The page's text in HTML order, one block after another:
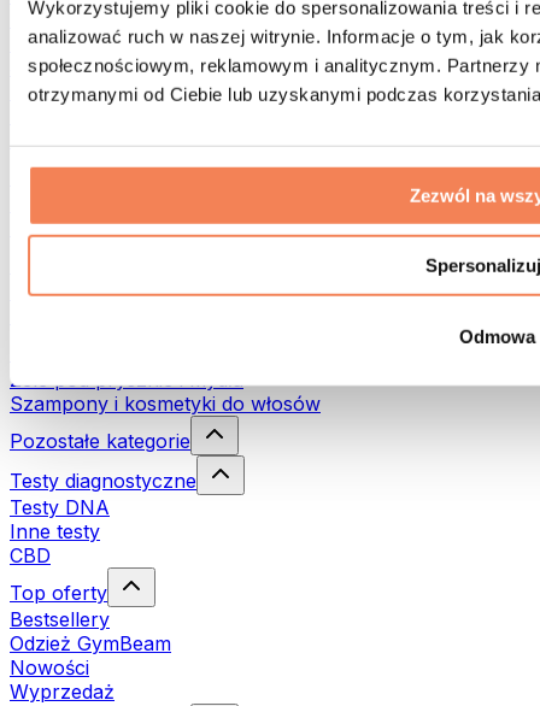
Wykorzystujemy pliki cookie do spersonalizowania treści i
analizować ruch w naszej witrynie. Informacje o tym, jak
społecznościowym, reklamowym i analitycznym. Partnerzy
otrzymanymi od Ciebie lub uzyskanymi podczas
Zezwól na
Spersonalizuj
Odmowa
Sporty walki
Kolarstwo
Joga i pilates
Terapia zimnem
Trekking
Filtry i dzbanki do wody
Środki do prania
Żele pod prysznic i mydła
Szampony i kosmetyki do włosów
Pozostałe kategorie
Testy diagnostyczne
Testy DNA
Inne testy
CBD
Top oferty
Bestsellery
Odzież GymBeam
Nowości
Wyprzedaż